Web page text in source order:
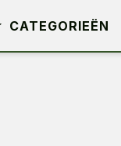
CATEGORIEËN